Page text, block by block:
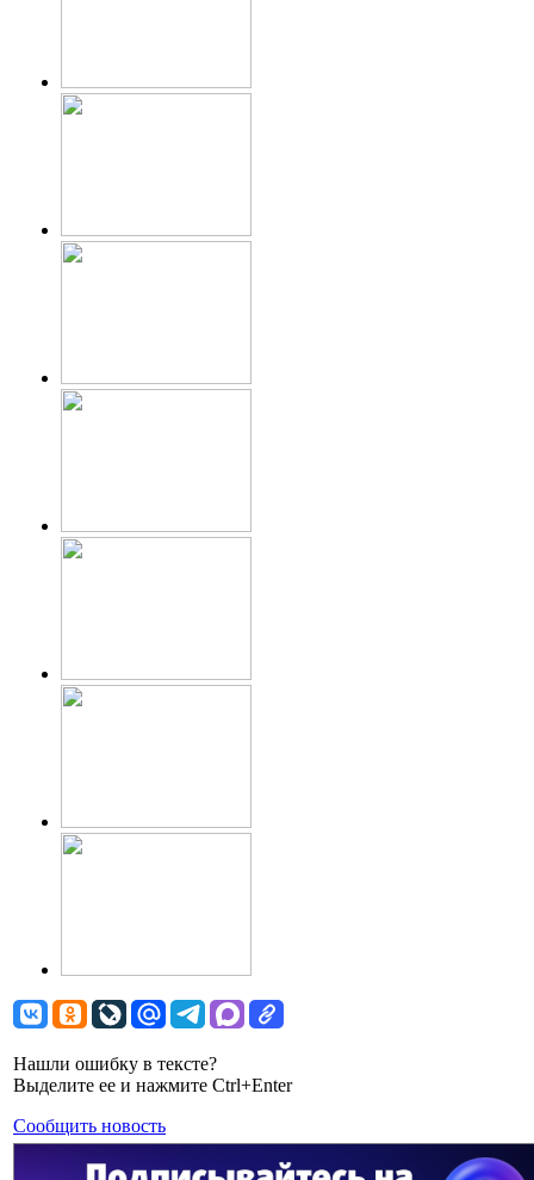
Нашли ошибку в тексте?
Выделите ее и нажмите Ctrl+Enter
Сообщить новость